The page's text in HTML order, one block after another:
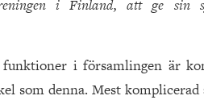
i Finland, att ge
i församlingen är
som denna. Mest